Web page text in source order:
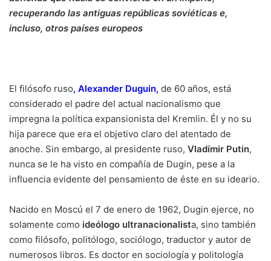
recuperando las antiguas repúblicas soviéticas e,
incluso, otros países europeos
El filósofo ruso, Alexander Duguin, de 60 años, está
considerado el padre del actual nacionalismo que
impregna la política expansionista del Kremlin. Él y no su
hija parece que era el objetivo claro del atentado de
anoche. Sin embargo, al presidente ruso, Vladímir Putin,
nunca se le ha visto en compañía de Dugin, pese a la
influencia evidente del pensamiento de éste en su ideario.
Nacido en Moscú el 7 de enero de 1962, Dugin ejerce, no
solamente como ideólogo ultranacionalista, sino también
como filósofo, politólogo, sociólogo, traductor y autor de
numerosos libros. Es doctor en sociología y politología